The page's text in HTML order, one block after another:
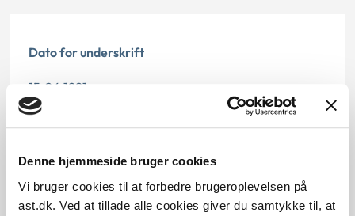
Denne hjemmeside bruger cookies
Vi bruger cookies til at forbedre brugeroplevelsen på
ast.dk. Ved at tillade alle cookies giver du samtykke til, at
Dato for underskrift
15.06.1991
12.07.2013
Paragraf